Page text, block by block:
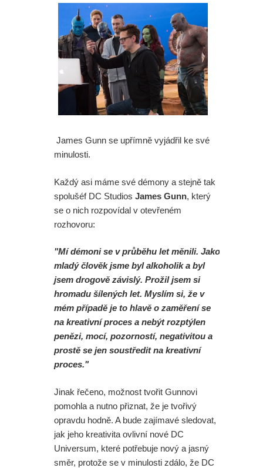
James Gunn se upřímně vyjádřil ke své
minulosti.
Každý asi máme své démony a stejně tak
spolušéf DC Studios James Gunn, který
se o nich rozpovídal v otevřeném
rozhovoru:
"Mí démoni se v průběhu let měnili. Jako
mladý člověk jsme byl alkoholik a byl
jsem drogově závislý. Prožil jsem si
hromadu šílených let. Myslím si, že v
mém případě je to hlavě o zaměření se
na kreativní proces a nebýt rozptýlen
penězi, mocí, pozorností, negativitou a
prostě se jen soustředit na kreativní
proces."
Jinak řečeno, možnost tvořit Gunnovi
pomohla a nutno přiznat, že je tvořivý
opravdu hodně. A bude zajímavé sledovat,
jak jeho kreativita ovlivní nové DC
Universum, které potřebuje nový a jasný
směr, protože se v minulosti zdálo, že DC